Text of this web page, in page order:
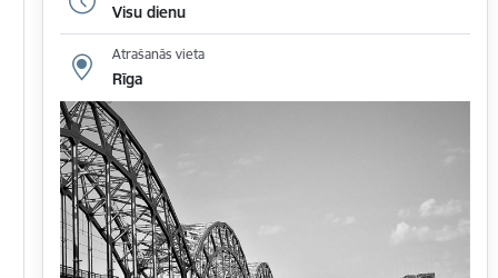
Visu dienu
Atrašanās vieta
Rīga